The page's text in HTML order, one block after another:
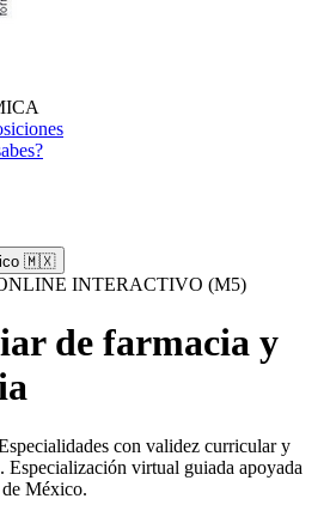
🇲🇽
INTERACTIVO (M5)
de farmacia y
con validez curricular y
Especialización virtual guiada apoyada
México.